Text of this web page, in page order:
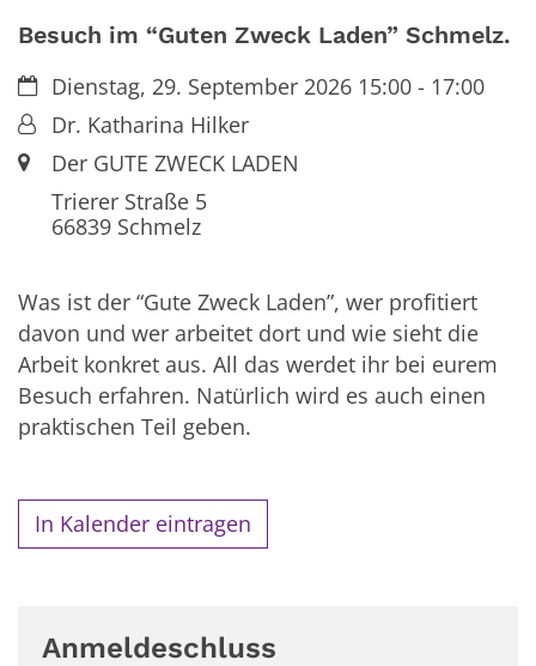
Besuch im “Guten Zweck Laden” Schmelz.
Datum:Dienstag, 29. September 2026 15:00 - 17:00
Von:Dr. Katharina Hilker
Ort:Der GUTE ZWECK LADEN
Trierer Straße 5
66839Schmelz
Was ist der “Gute Zweck Laden”, wer profitiert
davon und wer arbeitet dort und wie sieht die
Arbeit konkret aus. All das werdet ihr bei eurem
Besuch erfahren. Natürlich wird es auch einen
praktischen Teil geben.
In Kalender eintragen
Anmeldeschluss